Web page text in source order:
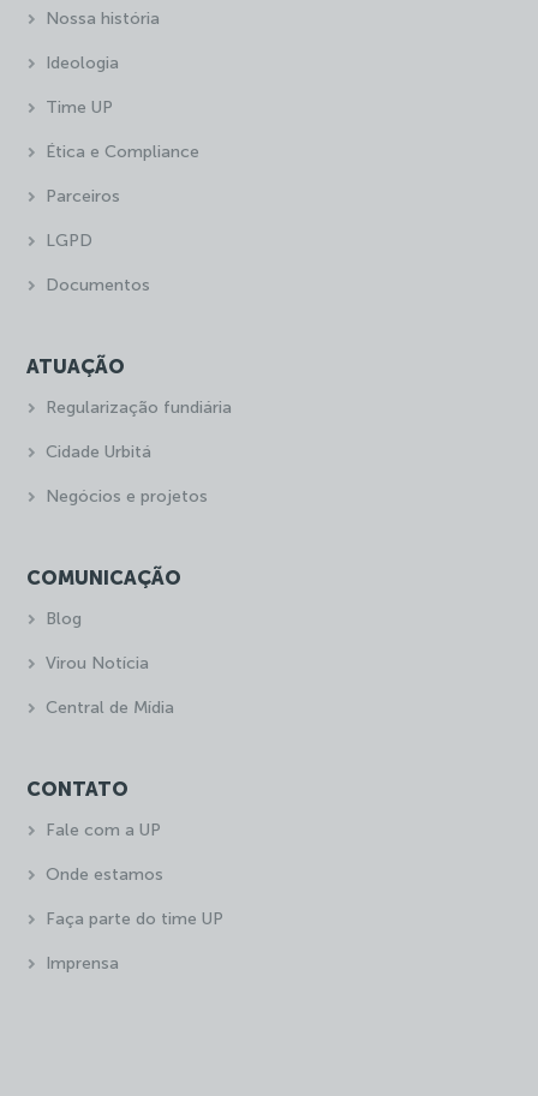
Nossa história
Ideologia
Time UP
Ética e Compliance
Parceiros
LGPD
Documentos
ATUAÇÃO
Regularização fundiária
Cidade Urbitá
Negócios e projetos
COMUNICAÇÃO
Blog
Virou Notícia
Central de Mídia
CONTATO
Fale com a UP
Onde estamos
Faça parte do time UP
Imprensa